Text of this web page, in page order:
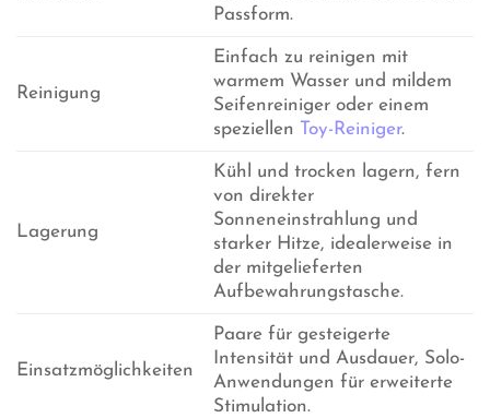
Passform.
Reinigung
Einfach zu reinigen mit
warmem Wasser und mildem
Seifenreiniger oder einem
speziellen
Toy-Reiniger.
Lagerung
Kühl und trocken lagern, fern
von direkter
Sonneneinstrahlung und
starker Hitze, idealerweise in
der mitgelieferten
Aufbewahrungstasche.
Einsatzmöglichkeiten
Paare für gesteigerte
Intensität und Ausdauer, Solo-
Anwendungen für erweiterte
Stimulation.